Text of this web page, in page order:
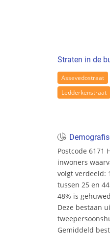
Straten in de
Assevedostraat
Ledderkenstraat
Postcode 6171
inwoners
volgt verdeeld:
tussen 25 en
48% is
Deze bestaan
Gemiddeld